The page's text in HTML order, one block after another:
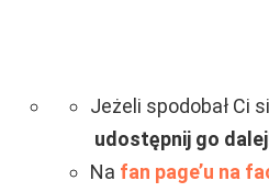
Jeżeli spodobał Ci
udostępnij go
Na fan page’u na